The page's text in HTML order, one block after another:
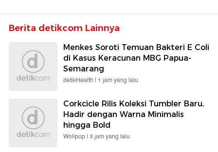
Berita detikcom Lainnya
Menkes Soroti Temuan Bakteri E Coli
di Kasus Keracunan MBG Papua-
Semarang
detikHealth | 1 jam yang lalu
Corkcicle Rilis Koleksi Tumbler Baru,
Hadir dengan Warna Minimalis
hingga Bold
Wolipop | 3 jam yang lalu